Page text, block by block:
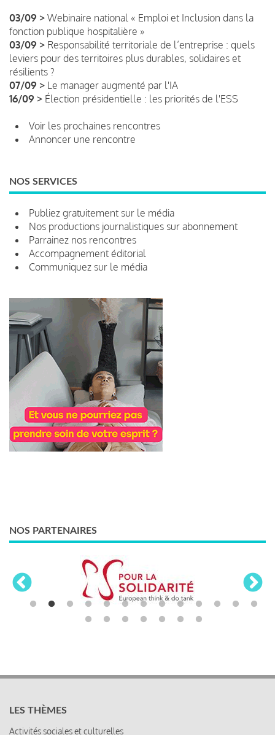
03/09 > Webinaire national « Emploi et Inclusion dans la
fonction publique hospitalière »
03/09 > Responsabilité territoriale de l’entreprise : quels
leviers pour des territoires plus durables, solidaires et
résilients ?
07/09 > Le manager augmenté par l'IA
16/09 > Élection présidentielle : les priorités de l'ESS
Voir les prochaines rencontres
Annoncer une rencontre
NOS SERVICES
Publiez gratuitement sur le média
Nos productions journalistiques sur abonnement
Parrainez nos rencontres
Accompagnement éditorial
Communiquez sur le média
NOS PARTENAIRES
LES THÈMES
Activités sociales et culturelles